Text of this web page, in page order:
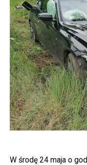
W środę 24 maja o